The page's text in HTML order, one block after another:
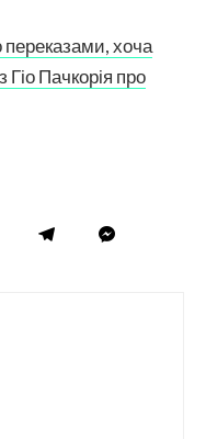
хоча
Гіо Пачкорія про